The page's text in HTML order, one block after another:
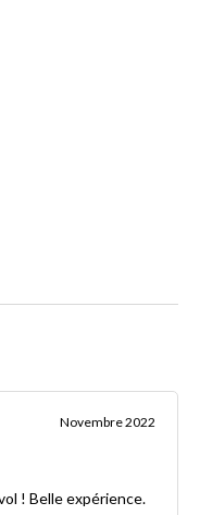
Novembre 2022
! Belle expérience.